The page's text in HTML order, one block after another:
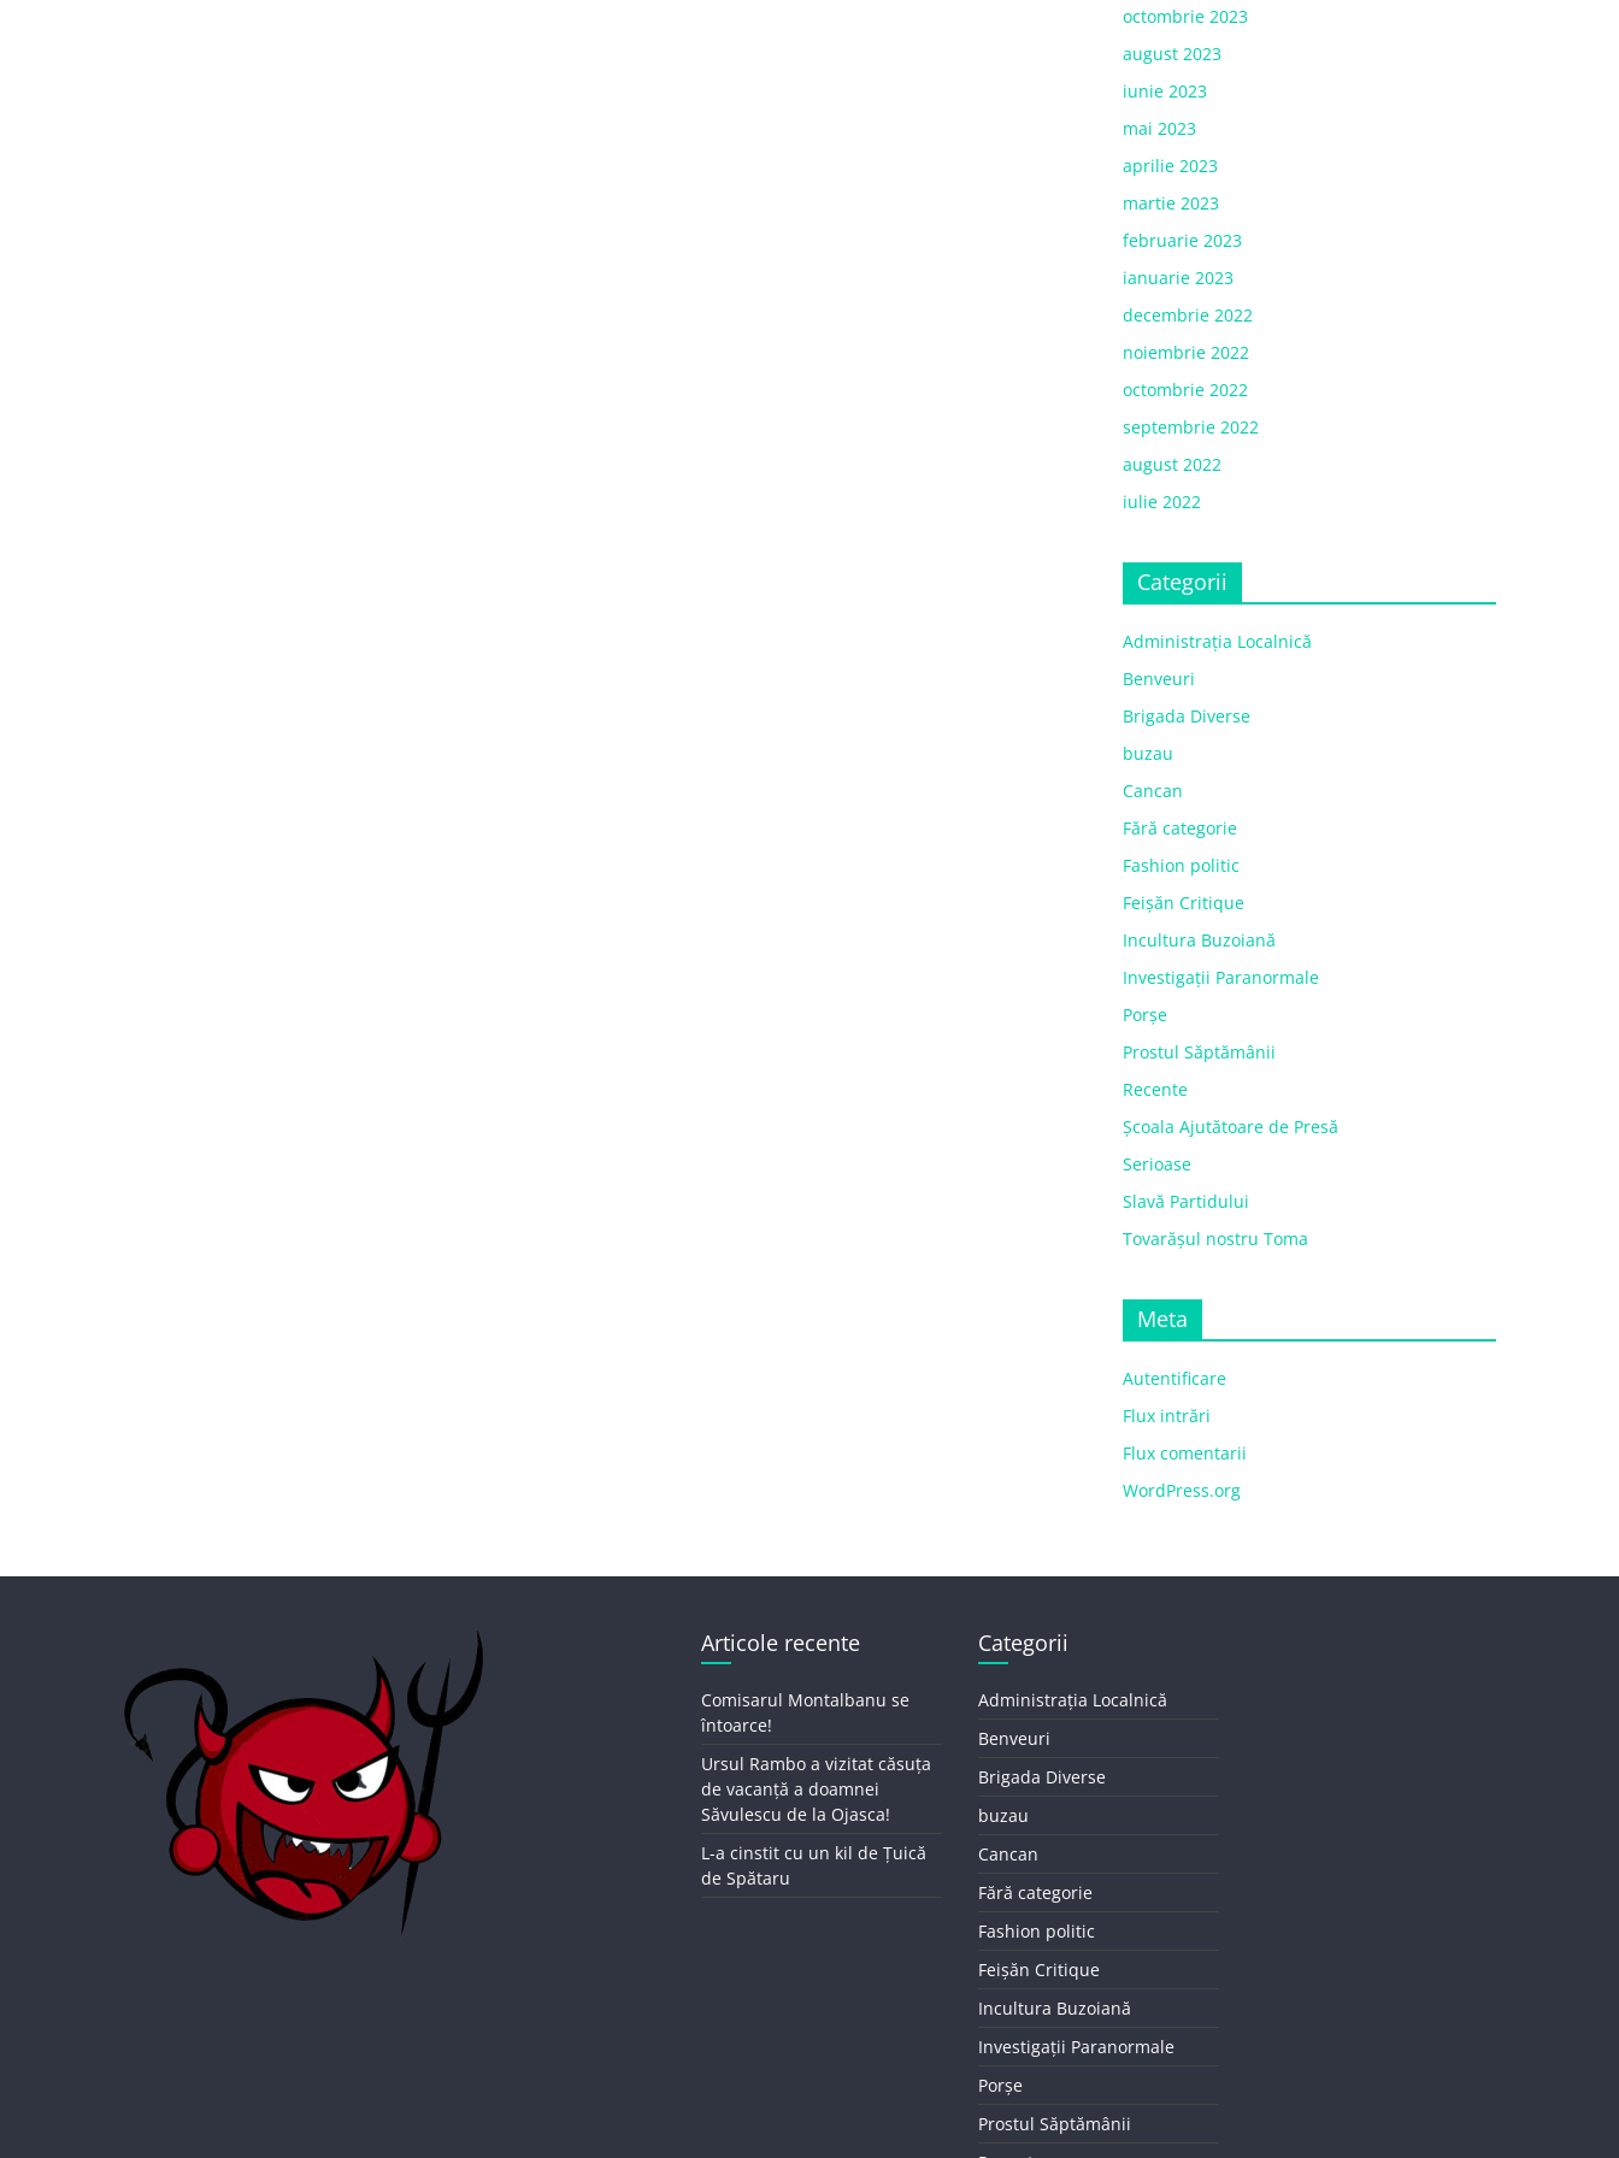
octombrie 2023
august 2023
iunie 2023
mai 2023
aprilie 2023
martie 2023
februarie 2023
ianuarie 2023
decembrie 2022
noiembrie 2022
octombrie 2022
septembrie 2022
august 2022
iulie 2022
Categorii
Administrația Localnică
Benveuri
Brigada Diverse
buzau
Cancan
Fără categorie
Fashion politic
Feișăn Critique
Incultura Buzoiană
Investigații Paranormale
Porșe
Prostul Săptămânii
Recente
Școala Ajutătoare de Presă
Serioase
Slavă Partidului
Tovarășul nostru Toma
Meta
Autentificare
Flux intrări
Flux comentarii
WordPress.org
Articole recente
Comisarul Montalbanu se
întoarce!
Ursul Rambo a vizitat căsuța
de vacanță a doamnei
Săvulescu de la Ojasca!
L-a cinstit cu un kil de Țuică
de Spătaru
Categorii
Administrația Localnică
Benveuri
Brigada Diverse
buzau
Cancan
Fără categorie
Fashion politic
Feișăn Critique
Incultura Buzoiană
Investigații Paranormale
Porșe
Prostul Săptămânii